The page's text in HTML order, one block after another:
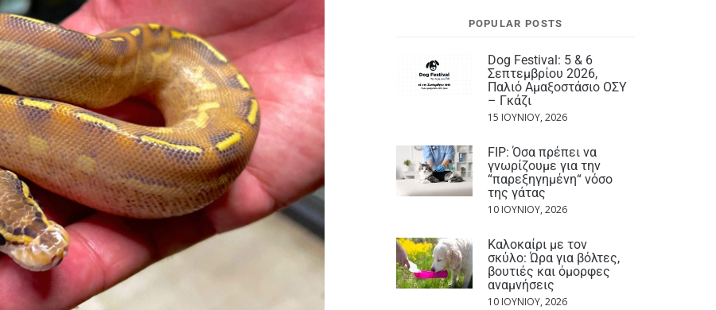
POPULAR POSTS
Dog Festival: 5 & 6
Σεπτεμβρίου 2026,
Παλιό Αμαξοστάσιο ΟΣΥ
– Γκάζι
15 ΙΟΥΝΊΟΥ, 2026
FIP: Όσα πρέπει να
γνωρίζουμε για την
“παρεξηγημένη“ νόσο
της γάτας
10 ΙΟΥΝΊΟΥ, 2026
Καλοκαίρι με τον
σκύλο: Ώρα για βόλτες,
βουτιές και όμορφες
αναμνήσεις
10 ΙΟΥΝΊΟΥ, 2026